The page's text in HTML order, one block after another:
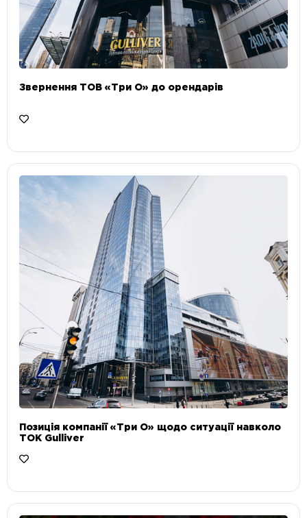
Звернення ТОВ «Три О» до орендарів
Позиція компанії «Три О» щодо ситуації навколо
ТОК Gulliver